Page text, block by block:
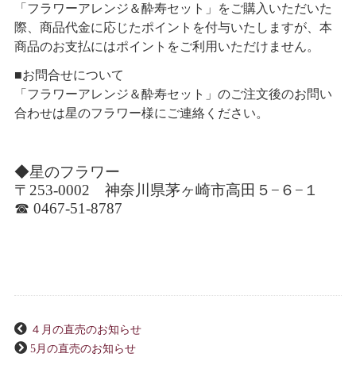
「フラワーアレンジ＆酔寿セット」をご購入いただいた
際、商品代金に応じたポイントを付与いたしますが、本
商品のお支払にはポイントをご利用いただけません。
■お問合せについて
「フラワーアレンジ＆酔寿セット」のご注文後のお問い
合わせは星のフラワー様にご連絡ください。
◆星のフラワー
〒253-0002 神奈川県茅ヶ崎市高田５−６−１
☎ 0467-51-8787
４月の直売のお知らせ
5月の直売のお知らせ